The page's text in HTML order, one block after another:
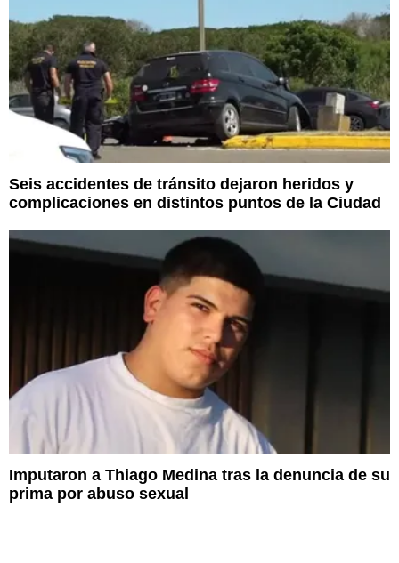
Seis accidentes de tránsito dejaron heridos y
complicaciones en distintos puntos de la Ciudad
Imputaron a Thiago Medina tras la denuncia de su
prima por abuso sexual